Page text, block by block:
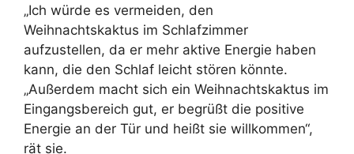
„Ich würde es vermeiden, den
Weihnachtskaktus im Schlafzimmer
aufzustellen, da er mehr aktive Energie haben
kann, die den Schlaf leicht stören könnte.
„Außerdem macht sich ein Weihnachtskaktus im
Eingangsbereich gut, er begrüßt die positive
Energie an der Tür und heißt sie willkommen“,
rät sie.